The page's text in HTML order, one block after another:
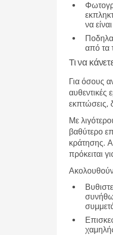
να
από τα
Τι να
Για όσους
αυθεντικές
εκπτώσεις,
Με
βαθύτερο
κράτησης.
πρόκειται
Ακολουθούν